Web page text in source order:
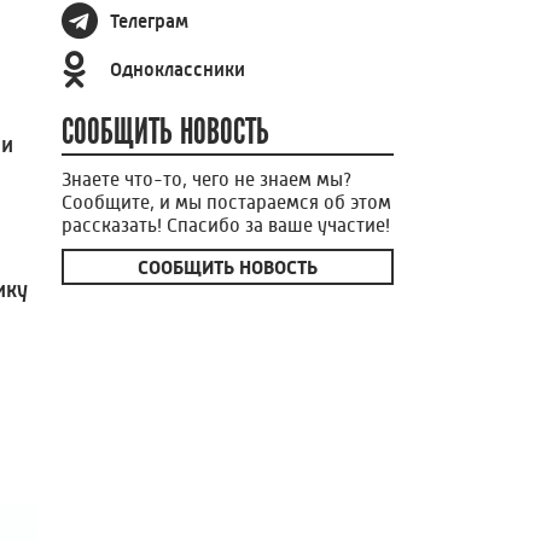
Телеграм
Одноклассники
СООБЩИТЬ НОВОСТЬ
Знаете что-то, чего не знаем мы?
Сообщите, и мы постараемся об этом
рассказать! Спасибо за ваше участие!
СООБЩИТЬ НОВОСТЬ